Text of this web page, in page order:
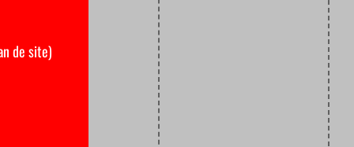
hun
best
van
maar uit
gewoon
de site)